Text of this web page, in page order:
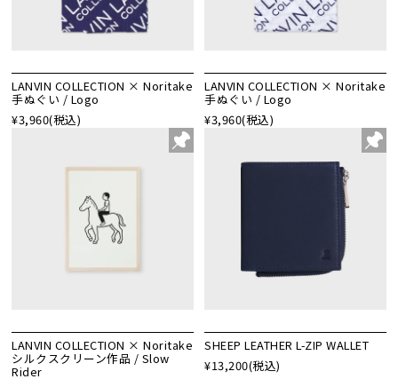
LANVIN COLLECTION × Noritake
手ぬぐい / Logo
¥3,960(税込)
LANVIN COLLECTION × Noritake
手ぬぐい / Logo
¥3,960(税込)
LANVIN COLLECTION × Noritake
シルクスクリーン作品 / Slow
Rider
SHEEP LEATHER L-ZIP WALLET
¥13,200(税込)